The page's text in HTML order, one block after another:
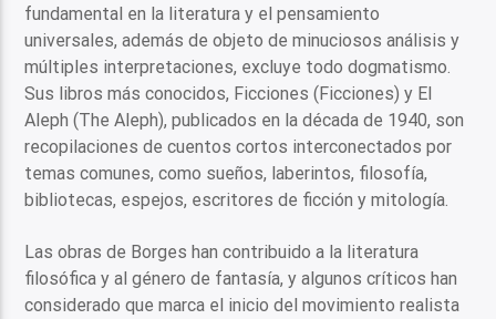
fundamental en la literatura y el pensamiento
universales, además de objeto de minuciosos análisis y
múltiples interpretaciones, excluye todo dogmatismo.
Sus libros más conocidos, Ficciones (Ficciones) y El
Aleph (The Aleph), publicados en la década de 1940, son
recopilaciones de cuentos cortos interconectados por
temas comunes, como sueños, laberintos, filosofía,
bibliotecas, espejos, escritores de ficción y mitología.
Las obras de Borges han contribuido a la literatura
filosófica y al género de fantasía, y algunos críticos han
considerado que marca el inicio del movimiento realista